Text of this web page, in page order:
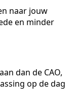
naar jouw
en minder
dan de CAO,
op de dag